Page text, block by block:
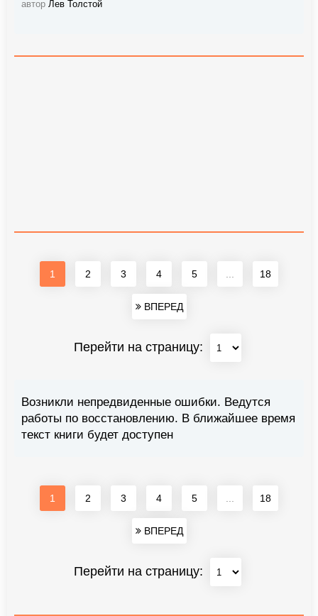
автор Лев Толстой
1 2 3 4 5 18
ВПЕРЕД
Перейти на страницу:
Возникли непредвиденные ошибки. Ведутся
работы по восстановлению. В ближайшее время
текст книги будет доступен
1 2 3 4 5 18
ВПЕРЕД
Перейти на страницу: